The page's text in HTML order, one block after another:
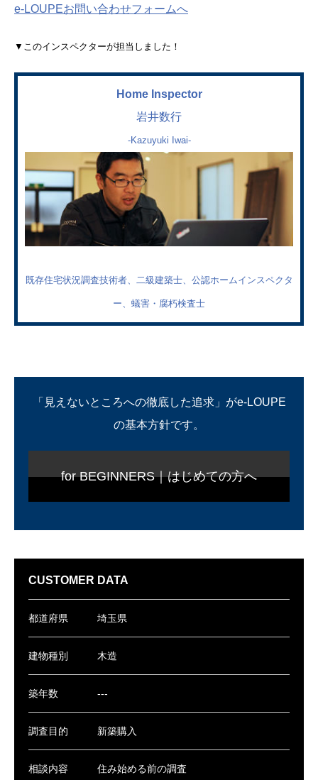
e-LOUPEお問い合わせフォームへ
▼このインスペクターが担当しました！
Home Inspector
岩井数行
-Kazuyuki Iwai-
既存住宅状況調査技術者、二級建築士、公認ホームインスペクタ
ー、蟻害・腐朽検査士
「見えないところへの徹底した追求」がe-LOUPE
の基本方針です。
for BEGINNERS｜はじめての方へ
CUSTOMER DATA
都道府県 埼玉県
建物種別 木造
築年数 ---
調査目的 新築購入
相談内容 住み始める前の調査